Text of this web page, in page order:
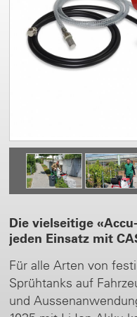
Die vielseitige
jeden Einsatz mit
Für alle Arten von
Sprühtanks auf
und